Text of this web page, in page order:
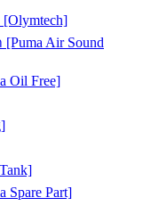
Air Sound
Oil Free]
Part]